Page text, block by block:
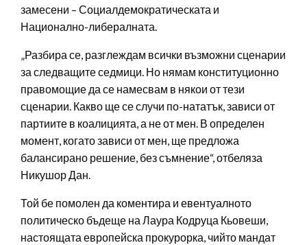
замесени – Социалдемократическата и
Национално-либералната.
„Разбира се, разглеждам всички възможни сценарии
за следващите седмици. Но нямам конституционно
правомощие да се намесвам в някои от тези
сценарии. Какво ще се случи по-нататък, зависи от
партиите в коалицията, а не от мен. В определен
момент, когато зависи от мен, ще предложа
балансирано решение, без съмнение“, отбеляза
Никушор Дан.
Той бе помолен да коментира и евентуалното
политическо бъдеще на Лаура Кодруца Кьовеши,
настоящата европейска прокурорка, чийто мандат